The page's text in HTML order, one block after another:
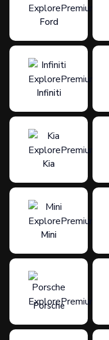
Ford
Infiniti
Kia
Mini
Porsche